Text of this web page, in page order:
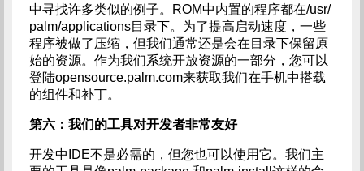
中寻找许多类似的例子。ROM中内置的程序都在/usr/
palm/applications目录下。为了提高启动速度，一些
程序被做了压缩，但我们通常还是会在目录下保留原
始的资源。作为我们系统开放资源的一部分，您可以
登陆opensource.palm.com来获取我们在手机中搭载
的组件和补丁。
第六：我们的工具对开发者非常友好
开发中IDE不是必需的，但您也可以使用它。我们主